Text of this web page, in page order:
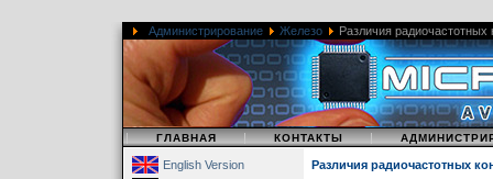
Администрирование Железо Различия радиочастотных
| ГЛАВНАЯ | КОНТАКТЫ |
English Version
Различия радиочастотных